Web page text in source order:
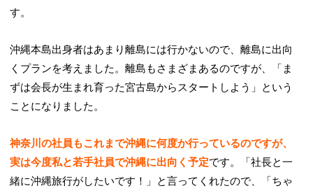
す。
沖縄本島出身者はあまり離島には行かないので、離島に出向
くプランを考えました。離島もさまざまあるのですが、「ま
ずは会長が生まれ育った宮古島からスタートしよう」という
ことになりました。
神奈川の社員もこれまで沖縄に何度か行っているのですが、
実は今度私と若手社員で沖縄に出向く予定です。「社長と一
緒に沖縄旅行がしたいです！」と言ってくれたので、「ちゃ